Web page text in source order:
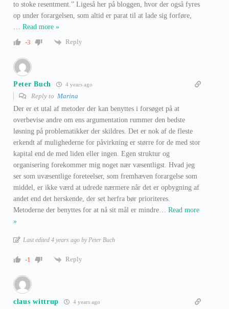
to stoke resentment.” Ligeså her på bloggen, hvor der også fyres
op under forargelsen, som altid er parat til at lade sig forføre,
… Read more »
-3
Reply
Peter Buch 4 years ago
Reply to Marina
Der er et utal af metoder der kan benyttes i forsøget på at
overbevise andre om ens argumentation rummer den bedste
løsning på problematikker der skildres. Det er nok af de fleste
erkendt af mulighederne for påvirkning er større for de med stor
kapital end de med liden eller ingen. Egen struktur og
organisering forekommer mig noget nær væsentligst. Hvad jeg
ser som uvæsentlige foreteelser, som fremhæven forargelse som
middel, er ikke værd at udrede nærmere når det er opbygning af
andet end det herskende, der set herfra bør prioriteres.
Metoderne der benyttes for at nå sit mål er mindre… Read more
»
Last edited 4 years ago by Peter Buch
-1 Reply
claus wittrup 4 years ago